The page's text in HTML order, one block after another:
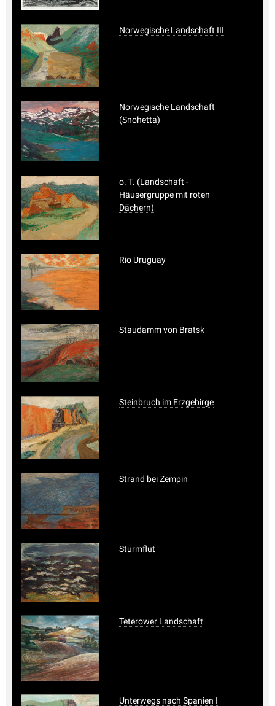
Norwegische Landschaft III
Norwegische Landschaft
(Snohetta)
o. T. (Landschaft -
Häusergruppe mit roten
Dächern)
Rio Uruguay
Staudamm von Bratsk
Steinbruch im Erzgebirge
Strand bei Zempin
Sturmflut
Teterower Landschaft
Unterwegs nach Spanien I